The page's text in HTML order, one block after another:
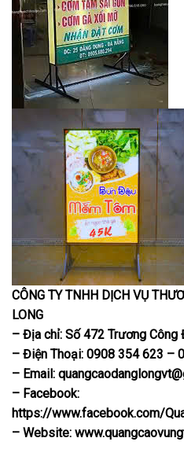
CÔNG TY TNHH DỊCH VỤ
LONG
– Địa chỉ: Số 472 Trương Công
– Điện Thoại: 0908 354 623 –
– Email:
– Facebook:
https://www.facebook.com/
– Website: